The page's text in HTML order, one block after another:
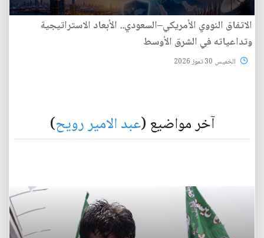
الاتفاق النووي الأمريكي–السعودي.. الأبعاد الاستراتيجية
وتداعياته في الشرق الأوسط
الخميس 30 تموز 2026
آخر مواضيع (عبد الامير رويح)